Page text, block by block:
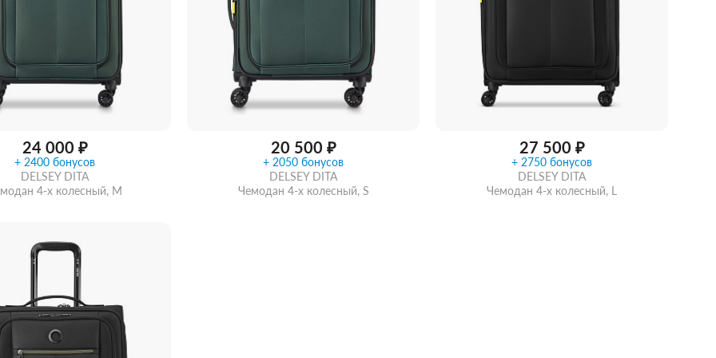
Алюминиевые Тканевые
RONCATO
24 000 ₽
+ 2400 бонусов
DELSEY DITA
4-х колесный, M
о поступлении
20 500 ₽
+ 2050 бонусов
DELSEY DITA
Чемодан 4-х колесный, S
27 500 ₽
+ 2750 бонусов
DELSEY DITA
Чемодан 4-х колесный, L